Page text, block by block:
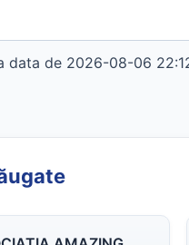
data de 2026-08-06